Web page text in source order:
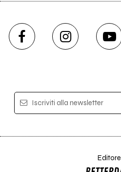
Iscriviti alla newsletter
Editore